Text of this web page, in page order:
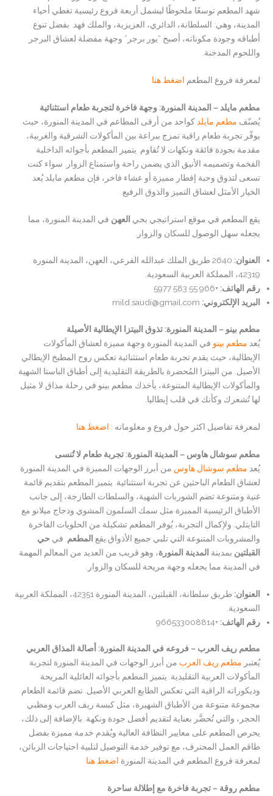
شهد المطعم توسعًا ملحوظًا ليشمل أربعة فروع رئيسية تغطي أحياء
المدينة، وهي: السلطانة، الدائري، العزيزية، والملك فهد. بفضل تنوع
أطباقه وجودة مكوناته، أصبح “يور برجر” وجهة مفضلة لعشاق البرجر
واللحوم المدخنة.
لمعرفة فروع المطعم اضغط هنا
مطعم مايلد – المدينة المنورة: وجهة فاخرة لتجربة طعام استثنائية
يُصنّف مطعم مايلد كواحد من أرقى المطاعم في المدينة المنورة، حيث
يوفّر تجربة طعام راقية تمزج ببراعة بين المأكولات الشرقية والغربية،
مقدمة بجودة فائقة ونكهات لا تُقاوم. يتميز المطعم بأجوائه الداخلية
الفخمة وتصميمه الأنيق الذي يضمن راحة واستمتاع الزوار. سواء كنت
تسعى لتذوق وجبة إفطار مميزة أو عشاء فاخر، فإن مطعم مايلد يُعد
الخيار الأمثل لعشاق التميز والذوق الرفيع.
يقع المطعم في موقع استراتيجي بحي العهن في المدينة المنورة، مما
يجعله سهل الوصول للسكان والزوار.
العنوان:
2640 طريق الملك عبدالله الفرعي، العهن، المدينة المنورة
42319، المملكة العربية السعودية.
رقم الهاتف:
+966 55 583 5977
البريد الإلكتروني:
مطعم بينو – المدينة المنورة: تذوق البيتزا الإيطالية الأصيلة
يُعد مطعم بينو في المدينة المنورة وجهة مميزة لعشاق المأكولات
الإيطالية، حيث يقدم تجربة طعام استثنائية تعكس روح المطبخ الإيطالي
الأصيل. من البيتزا المُحضرة بالطريقة التقليدية إلى أطباق الباستا الشهية
والمأكولات الإيطالية المتنوعة، يأخذك مطعم بينو في رحلة مذاق لا مثيل
لها تُشعرك وكأنك في قلب إيطاليا.
لمعرفة تفاصيل اكثر حول فروع و معلوماته : اضغط هنا
مطعم سوشال هاوس – المدينة المنورة: تجربة طعام لا تُنسى
يُعد مطعم سوشال هاوس من أبرز الوجهات المميزة في المدينة المنورة
لعشاق الطعام الباحثين عن تجربة استثنائية. يتميز المطعم بتقديم قائمة
غنية ومتنوعة تضم الشوربات الشهية، والسلطات الطازجة، إلى جانب
الأطباق الرئيسية المميزة مثل سمك السلمون المشوي ودجاج ميلانو مع
التايتلي. ولإكمال التجربة، يُوفر المطعم تشكيلة من الحلويات الفاخرة
والمشروبات المتنوعة التي تلبي جميع الأذواق.يقع المطعم في حي
القبلتين بمدينة المدينة المنورة، وهو قريب من العديد من المعالم المهمة
في المدينة مما يجعله وجهة مريحة للسكان والزوار.
العنوان:
طريق سلطانة، القبلتين، المدينة المنورة 42351، المملكة العربية
السعودية.
رقم الهاتف:
+966533008814
مطعم ريف العرب – فروعه في المدينة المنورة: أصالة المذاق العربي
يُعتبر مطعم ريف العرب من أبرز الوجهات في المدينة المنورة لتجربة
المأكولات العربية التقليدية. يتميز المطعم بأجوائه العائلية المريحة
وديكوراته الراقية التي تعكس الطابع العربي الأصيل. تضم قائمة الطعام
مجموعة متنوعة من الأطباق الشهيرة، مثل كبسة ريف العرب ومظبي
الحجر، والتي تُحضَّر بعناية لتقديم أفضل جودة ونكهة. بالإضافة إلى ذلك،
يحرص المطعم على معايير النظافة العالية ويُقدم خدمة مميزة بفضل
طاقم العمل المحترف، مع توفير خدمة التوصيل لتلبية احتياجات الزبائن،
لمعرفة فروع المطعم في المدينة المنورة اضغط هنا
مطعم روقة – تجربة فاخرة مع إطلالة ساحرة